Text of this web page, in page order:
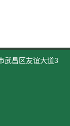
武昌区友谊大道3